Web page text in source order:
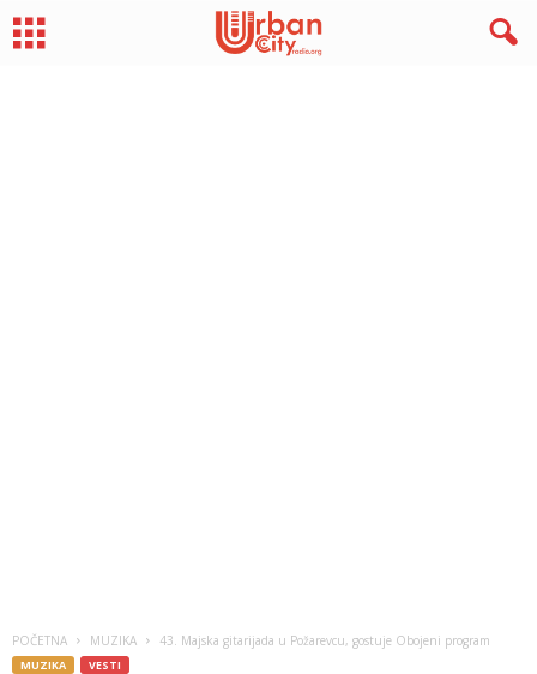
POČETNA MUZIKA 43. Majska gitarijada u Požarevcu, gostuje Obojeni program
MUZIKA VESTI